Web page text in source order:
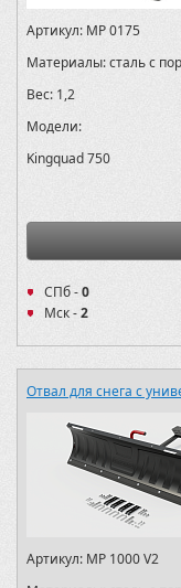
Артикул: MP 0175
Материалы:сталь с
Вес: 1,2
Модели:
Kingquad 750
СПб -0
Мск -2
Отвал для снега с
Артикул: MP 1000 V2